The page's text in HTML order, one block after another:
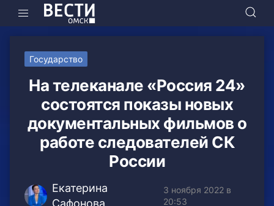
Государство
На телеканале «Россия 24»
состоятся показы новых
документальных фильмов о
работе следователей СК
России
Екатерина
3 ноября 2022 в
20:53